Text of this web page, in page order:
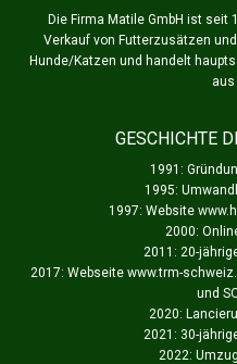
Die Firma Matile GmbH ist seit
Verkauf von Futterzusätzen
Hunde/Katzen und handelt
aus
GESCHICHTE
1991:
1995:
1997: Website
2000:
2011: 20-
2017: Webseite www.trm-
und
2020:
2021: 30-
2022: